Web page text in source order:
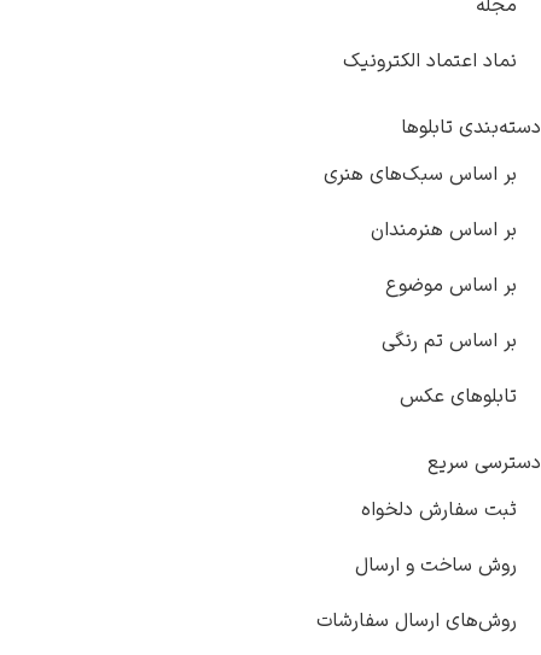
الکترونیک
هنری
رنگی
عکس
دلخواه
و ارسال
سفارشات